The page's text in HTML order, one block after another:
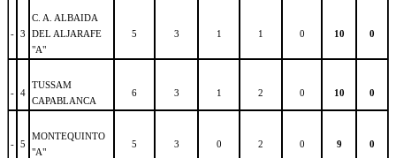
- 3
C. A. ALBAIDA
DEL ALJARAFE
"A"
5 3 1 1 0 10 0
- 4
TUSSAM
CAPABLANCA
6 3 1 2 0 10 0
- 5
MONTEQUINTO
"A"
5 3 0 2 0 9 0